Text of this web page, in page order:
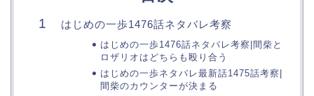
はじめの一歩1476話ネタバレ考察
はじめの一歩1476話ネタバレ考察|間柴と
ロザリオはどちらも殴り合う
はじめの一歩ネタバレ最新話1475話考察|
間柴のカウンターが決まる